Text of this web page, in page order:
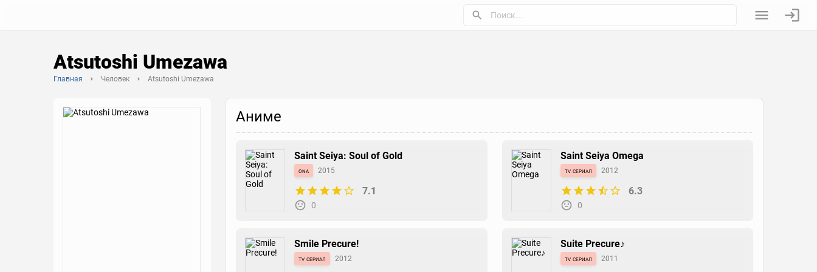
Atsutoshi Umezawa
Главная Человек Atsutoshi Umezawa
Аниме
Saint Seiya: Soul of Gold
ona 2015
7.1
0
Saint Seiya Omega
tv сериал 2012
6.3
0
Smile Precure!
tv сериал 2012
Suite Precure♪
tv сериал 2011